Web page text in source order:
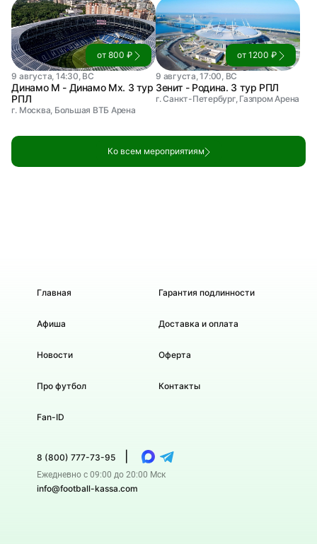
от 800 ₽
9 августа, 14:30, ВС
Динамо М - Динамо Мх. 3 тур
РПЛ
г. Москва, Большая ВТБ Арена
от 1200 ₽
9 августа, 17:00, ВС
Зенит - Родина. 3 тур РПЛ
г. Санкт-Петербург, Газпром Арена
Ко всем мероприятиям
Главная
Афиша
Новости
Про футбол
Fan-ID
Гарантия подлинности
Доставка и оплата
Оферта
Контакты
8 (800) 777-73-95
Ежедневно с 09:00 до 20:00 Мск
info@football-kassa.com